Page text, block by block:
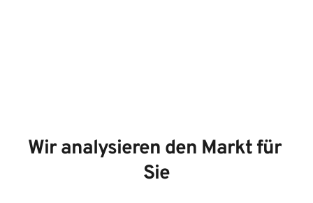
Wir analysieren den Markt für
Sie